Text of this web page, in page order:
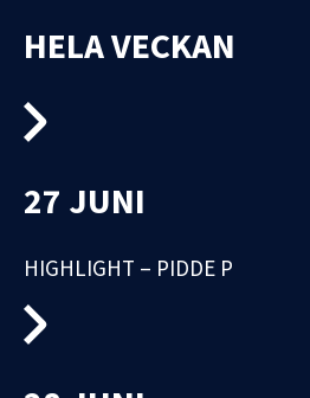
HELA VECKAN
27 JUNI
HIGHLIGHT – PIDDE P